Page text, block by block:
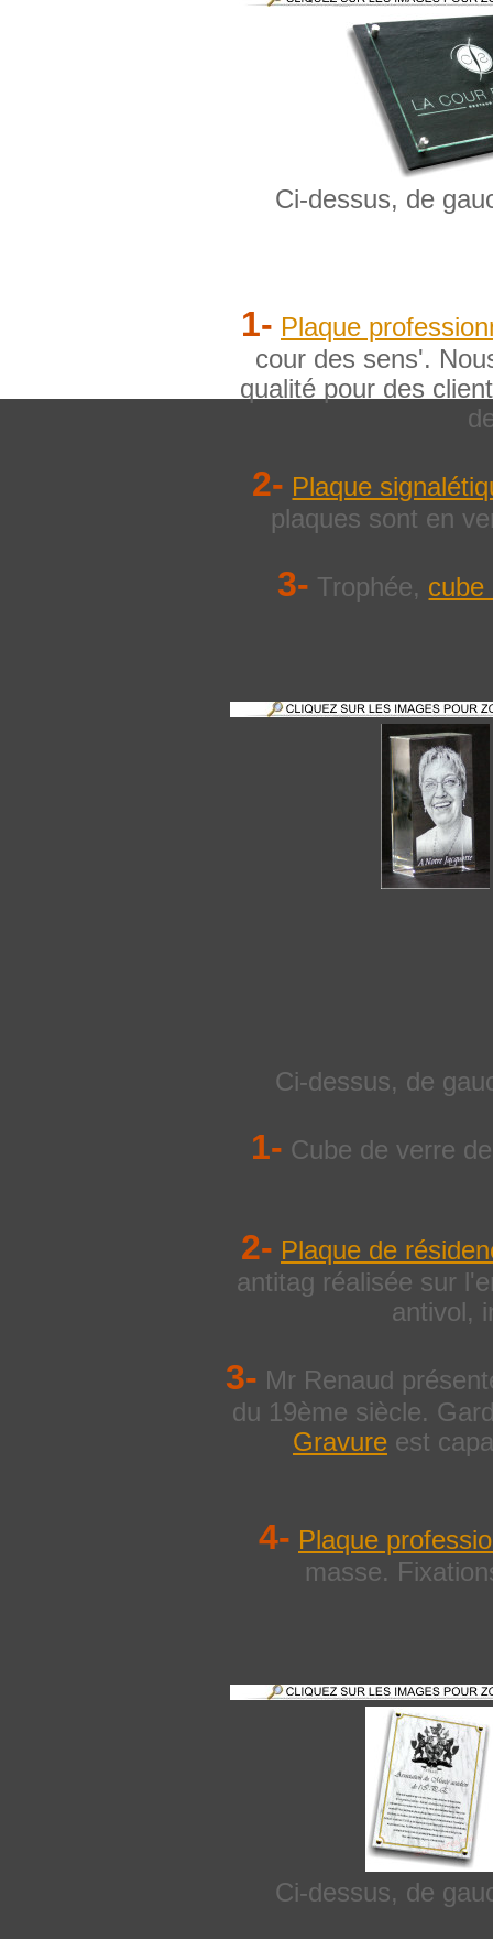
Ci-dessus, de
1- Plaque
cour des sens'.
qualité pour des
2- Plaque
plaques sont en
3- Trophée, cube
Ci-dessus, de
1- Cube de verre
2- Plaque de
antitag réalisée sur
antivol,
3- Mr Renaud
du 19ème siècle.
Gravure est
4- Plaque
masse.
Ci-dessus, de